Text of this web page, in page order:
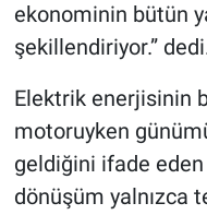
ekonominin bütün
şekillendiriyor.”
Elektrik enerjisinin
motoruyken
geldiğini ifade
dönüşüm yalnızca